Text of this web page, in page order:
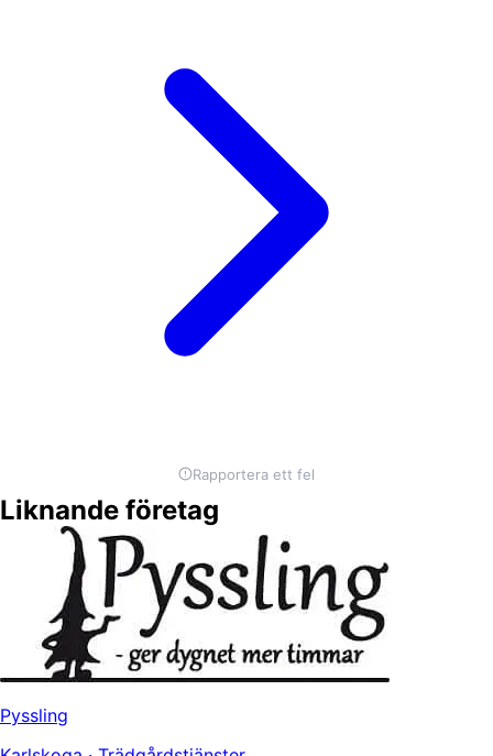
Rapportera ett fel
Liknande företag
Pyssling